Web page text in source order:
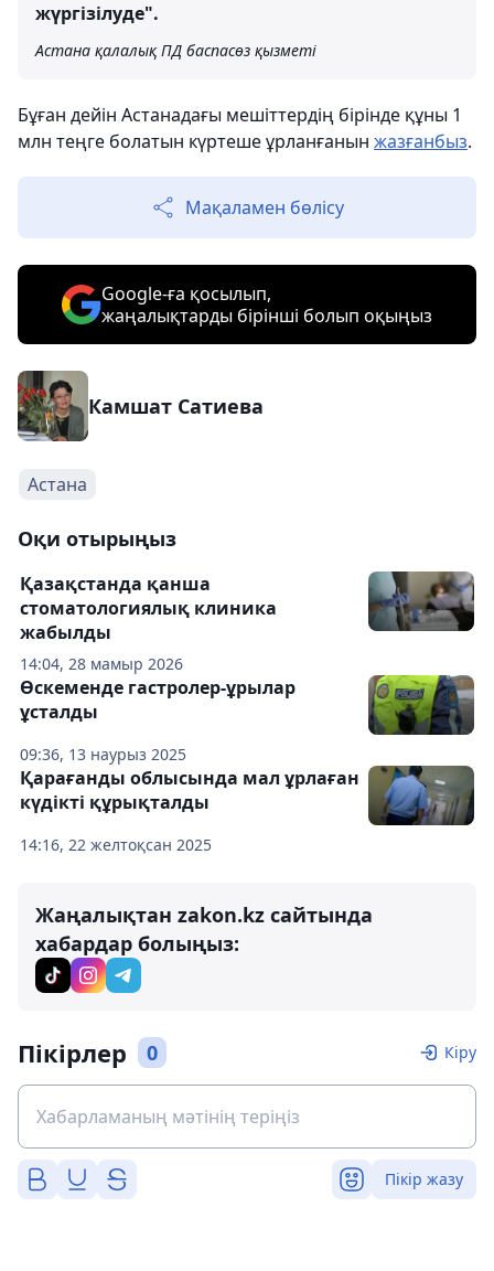
жүргізілуде".
Астана қалалық ПД баспасөз қызметі
Бұған дейін Астанадағы мешіттердің бірінде құны 1
млн теңге болатын күртеше ұрланғанын жазғанбыз.
Мақаламен бөлісу
Google-ға қосылып,
жаңалықтарды бірінші болып оқыңыз
Камшат Сатиева
Астана
Оқи отырыңыз
14:04, 28 мамыр 2026
Қазақстанда қанша
стоматологиялық клиника
жабылды
09:36, 13 наурыз 2025
Өскеменде гастролер-ұрылар
ұсталды
14:16, 22 желтоқсан 2025
Қарағанды облысында мал ұрлаған
күдікті құрықталды
Жаңалықтан zakon.kz сайтында
хабардар болыңыз:
Пікірлер 0 Кіру
Пікір жазу